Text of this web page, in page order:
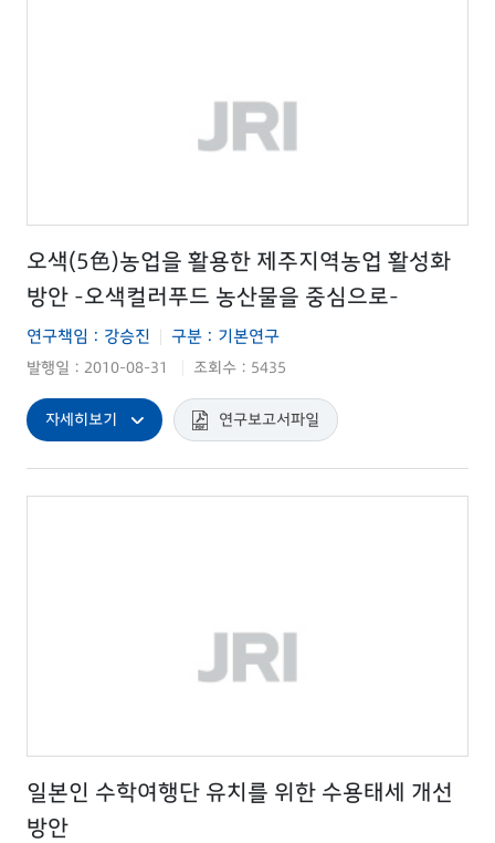
오색(5色)농업을 활용한 제주지역농업 활성화
방안 -오색컬러푸드 농산물을 중심으로-
연구책임 : 강승진 구분 : 기본연구
발행일 : 2010-08-31 조회수 : 5435
자세히보기 연구보고서파일
일본인 수학여행단 유치를 위한 수용태세 개선
방안